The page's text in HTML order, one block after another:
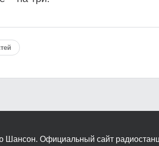
Шансон. Официальный сайт